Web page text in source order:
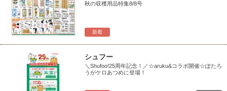
新着
秋の収穫用品特集8/8号
シュフー
＼Shufoo!25周年記念！／☆aruku&コラボ開催☆ぽたろ
うがケロあつめに登場！